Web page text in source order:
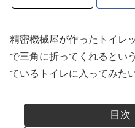
精密機械屋が作ったトイレ
で三角に折ってくれるとい
ているトイレに入ってみた
目次